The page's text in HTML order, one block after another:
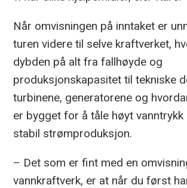
Når omvisningen på inntaket er
turen videre til selve kraftverket,
dybden på alt fra fallhøyde og
produksjonskapasitet til tekniske
turbinene, generatorene og
er bygget for å tåle høyt vanntrykk
stabil strømproduksjon.
– Det som er fint med en
vannkraftverk, er at når du først